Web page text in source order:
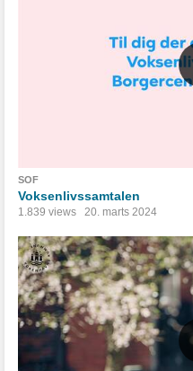
SOF
Voksenlivssamtalen
1.839 views 20. marts 2024